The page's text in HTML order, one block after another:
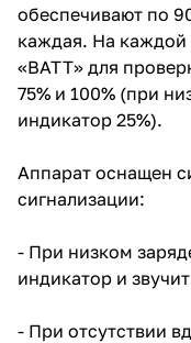
обеспечивают по
каждая. На каждой
«BATT» для
75% и 100% (при
индикатор 25%).
Аппарат оснащен
сигнализации:
- При низком
индикатор и
- При отсутствии